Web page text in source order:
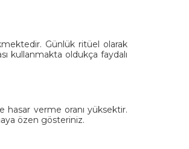
Günlük ritüel olarak
kullanmakta oldukça faydalı
hasar verme oranı yüksektir.
özen gösteriniz.